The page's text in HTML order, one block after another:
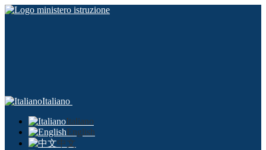
Italiano
Italiano
English
中文